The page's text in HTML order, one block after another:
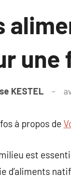
une
KESTEL
à propos de
est
d’aliments